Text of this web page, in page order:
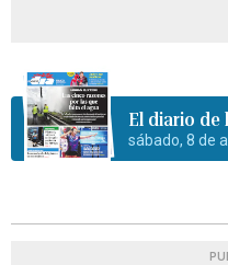
El diario de
sábado, 8 de